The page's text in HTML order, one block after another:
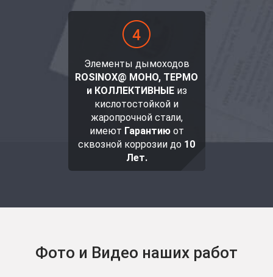
Элементы дымоходов
ROSINOX@ МОНО, ТЕРМО
и КОЛЛЕКТИВНЫЕиз
кислотостойкой и
жаропрочной стали,
имеют Гарантиюот
сквозной коррозии до 10
Лет.
Фото и Видео наших работ